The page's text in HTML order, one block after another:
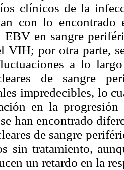
clínicos de la
con lo encontrado
EBV en sangre
VIH; por otra parte,
a lo
de sangre
impredecibles, lo
en la
han encontrado
de sangre
sin tratamiento,
un retardo en la